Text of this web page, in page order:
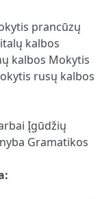
prancūzų
kalbos
kalbos Mokytis
rusų kalbos
Įgūdžių
Gramatikos